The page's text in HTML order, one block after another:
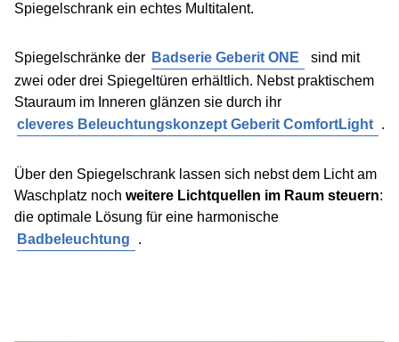
Spiegelschrank ein echtes Multitalent.
Spiegelschränke der Badserie Geberit ONE
sind mit
zwei oder drei Spiegeltüren erhältlich. Nebst praktischem
Stauraum im Inneren glänzen sie durch ihr
cleveres Beleuchtungskonzept Geberit ComfortLight .
Über den Spiegelschrank lassen sich nebst dem Licht am
Waschplatz noch weitere Lichtquellen im Raum steuern:
die optimale Lösung für eine harmonische
Badbeleuchtung
.